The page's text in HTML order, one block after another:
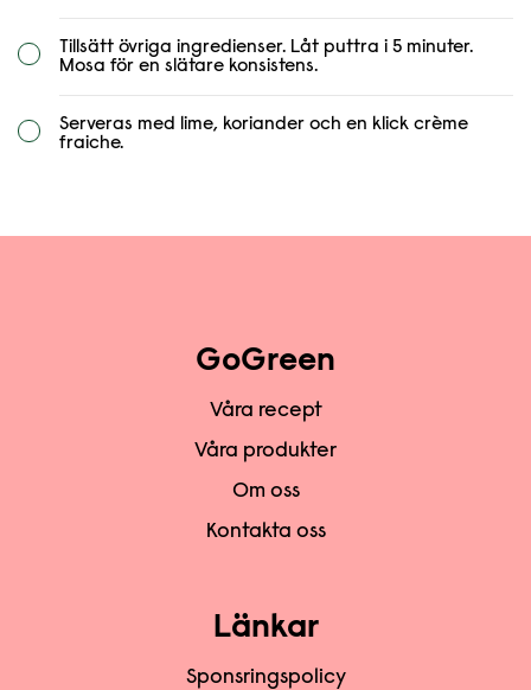
Tillsätt övriga ingredienser. Låt puttra i 5 minuter.
Mosa för en slätare konsistens.
Serveras med lime, koriander och en klick crème
fraiche.
GoGreen
Våra recept
Våra produkter
Om oss
Kontakta oss
Länkar
Sponsringspolicy